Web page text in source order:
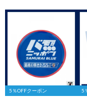
5％OFFクーポン 5